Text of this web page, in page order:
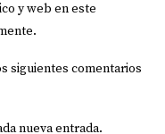
y web en este
siguientes comentarios
nueva entrada.